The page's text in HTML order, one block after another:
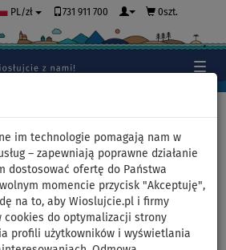
im technologie pomagają nam w
– zapewniają poprawne działanie
dostosować ofertę do Państwa
momencie przycisk "Akceptuję",
na to, aby Wioslujcie.pl i firmy
cookies do optymalizacji strony
profili użytkowników i wyświetlania
PL/zł 731 911 700 0szt.
Outdoor Club -
L